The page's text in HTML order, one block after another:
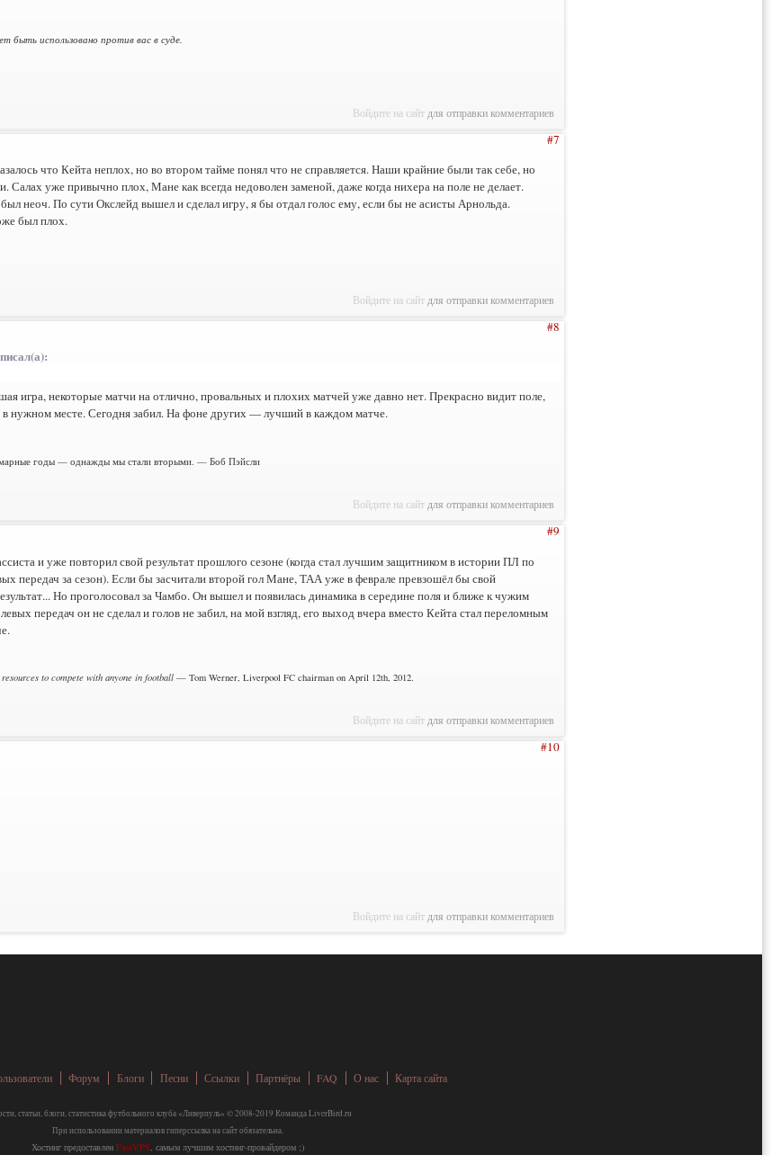
быть использовано против вас в суде.
Войдите на сайт для отправки комментариев
#7
что Кейта неплох, но во втором тайме понял что не справляется. Наши крайние были так себе, но
Салах уже привычно плох, Мане как всегда недоволен заменой, даже когда нихера на поле не делает.
неоч. По сути Окслейд вышел и сделал игру, я бы отдал голос ему, если бы не асисты Арнольда.
был плох.
Войдите на сайт для отправки комментариев
#8
игра, некоторые матчи на отлично, провальных и плохих матчей уже давно нет. Прекрасно видит поле,
в нужном месте. Сегодня забил. На фоне других — лучший в каждом матче.
годы — однажды мы стали вторыми. — Боб Пэйсли
Войдите на сайт для отправки комментариев
#9
и уже повторил свой результат прошлого сезоне (когда стал лучшим защитником в истории ПЛ по
передач за сезон). Если бы засчитали второй гол Мане, ТАА уже в феврале превзошёл бы свой
Но проголосовал за Чамбо. Он вышел и появилась динамика в середине поля и ближе к чужим
передач он не сделал и голов не забил, на мой взгляд, его выход вчера вместо Кейта стал переломным
to compete with anyone in football — Tom Werner, Liverpool FC chairman on April 12th, 2012.
Войдите на сайт для отправки комментариев
#10
Войдите на сайт для отправки комментариев
Форум Блоги Песни Ссылки Партнёры FAQ О нас Карта сайта
статьи, блоги, статистика футбольного клуба «Ливерпуль» © 2008-2019 Команда LiverBird.ru
При использовании материалов гиперссылка на сайт обязательна.
Хостинг предоставлен FastVPS, самым лучшим хостинг-провайдером ;)